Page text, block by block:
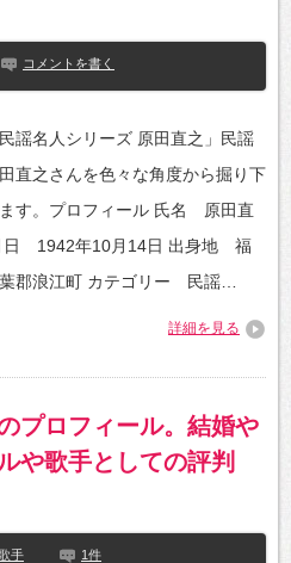
コメントを書く
謡名人シリーズ 原田直之」民謡
直之さんを色々な角度から掘り下
す。プロフィール 氏名 原田直
日 1942年10月14日 出身地 福
郡浪江町 カテゴリー 民謡…
詳細を見る
プロフィール。結婚や
や歌手としての評判
手 1件